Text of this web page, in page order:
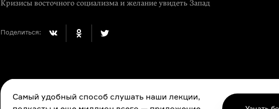
Кризисы восточного социализма и желание увидеть Запад
Поделиться:
Самый удобный способ слушать наши лекции,